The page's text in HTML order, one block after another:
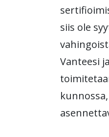
siis ole
Vanteesi